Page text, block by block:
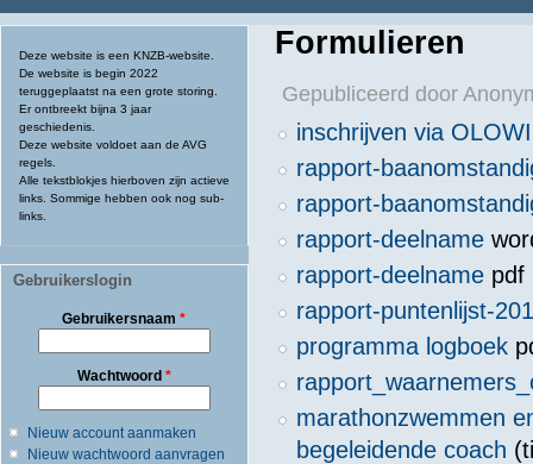
Deze website is een KNZB-website.
De website is begin 2022
teruggeplaatst na een grote storing.
Er ontbreekt bijna 3 jaar
geschiedenis.
Deze website voldoet aan de AVG
regels.
Alle tekstblokjes hierboven zijn actieve
links. Sommige hebben ook nog sub-
links.
Gebruikerslogin
Gebruikersnaam*
Wachtwoord *
Nieuw account aanmaken
Nieuw wachtwoord aanvragen
Formulieren
Gepubliceerd door
inschrijven via
rapport-
rapport-
rapport-deelname
rapport-deelname pdf
rapport-puntenlijst-
programma logboek
marathonzwemmen
begeleidende coach